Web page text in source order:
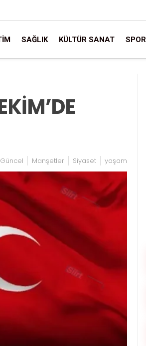
SAĞLIK KÜLTÜR SANAT SPOR
Güncel Manşetler Siyaset yaşam